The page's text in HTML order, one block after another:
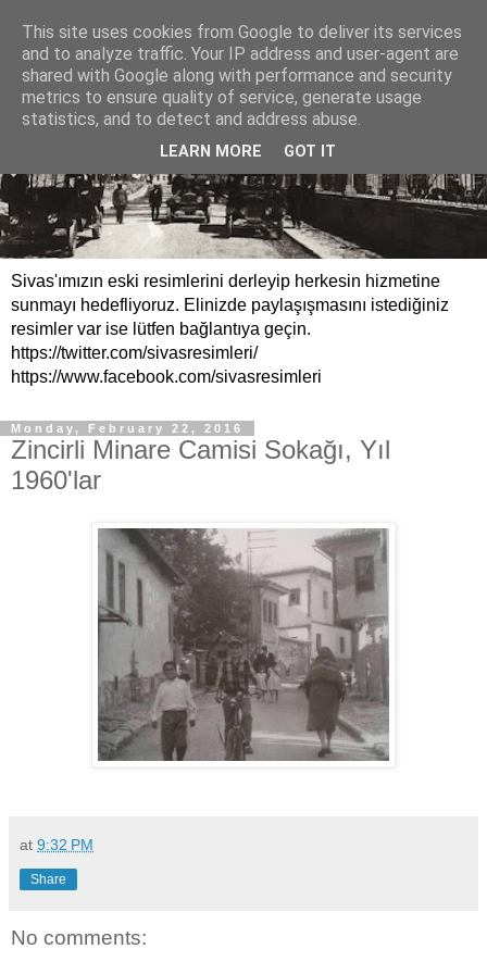
Sivas'ımızın eski resimlerini derleyip herkesin hizmetine
sunmayı hedefliyoruz. Elinizde paylaşışmasını istediğiniz
resimler var ise lütfen bağlantıya geçin.
https://twitter.com/sivasresimleri/
https://www.facebook.com/sivasresimleri
Monday, February 22, 2016
Zincirli Minare Camisi Sokağı, Yıl
1960'lar
at 9:32 PM
Share
No comments:
This site uses cookies from Google to deliver its services
and to analyze traffic. Your IP address and user-agent are
shared with Google along with performance and security
metrics to ensure quality of service, generate usage
statistics, and to detect and address abuse.
LEARN MORE GOT IT